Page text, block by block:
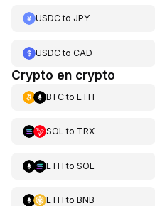
USDCto JPY
USDCto CAD
Crypto en crypto
BTCto ETH
SOL to TRX
ETH to SOL
ETH to BNB